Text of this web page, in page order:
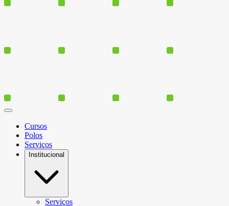
Cursos
Polos
Serviços
Institucional
Serviços